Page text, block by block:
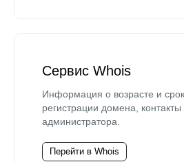
Сервис Whois
Информация о возрасте и
регистрации домена, контакты
администратора.
Перейти в Whois